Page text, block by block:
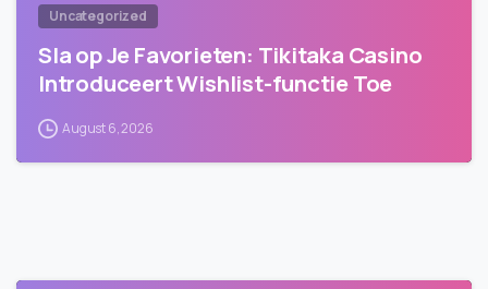
Uncategorized
Sla op Je Favorieten: Tikitaka Casino
Introduceert Wishlist-functie Toe
August 6, 2026